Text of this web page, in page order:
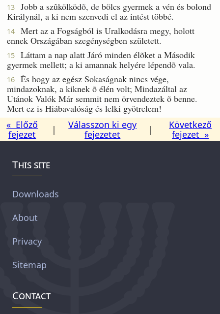
13
Jobb a szûkölködõ, de bölcs gyermek a vén és bolond
Királynál, a ki nem szenvedi el az intést többé.
14
Mert az a Fogságból is Uralkodásra megy, holott
ennek Országában szegénységben született.
15
Láttam a nap alatt Járó minden élõket a Második
gyermek mellett; a ki amannak helyére lépendõ vala.
16
És hogy az egész Sokaságnak nincs vége,
mindazoknak, a kiknek õ élén volt; Mindazáltal az
Utánok Valók Már semmit nem örvendeztek õ benne.
Mert ez is Hiábavalóság és lelki gyötrelem!
« Előző
fejezet
|
Válasszon ki egy
fejezetet
|
Következő
fejezet »
This site
Downloads
About
Privacy
Sitemap
Contact